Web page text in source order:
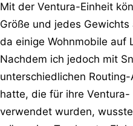
Mit der Ventura-Einheit
Größe und jedes
da einige Wohnmobile auf
Nachdem ich jedoch mit
unterschiedlichen
hatte, die für ihre
verwendet wurden,